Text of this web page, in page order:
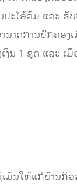
ປະໂອ້ລົມ ແລະ ຮັ
າດການປົກຄອງ
ງິນ 1 ຊຸດ ແລະ
ມັນໃຫ້ແກ່ບ້ານກີ່ວ